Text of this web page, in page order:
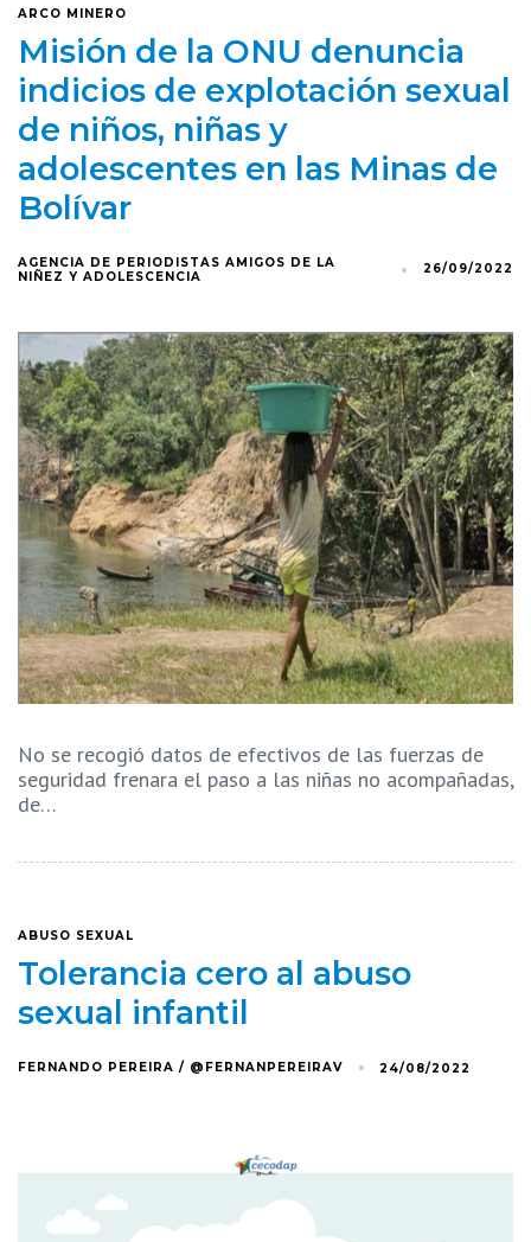
ARCO MINERO
Misión de la ONU denuncia
indicios de explotación sexual
de niños, niñas y
adolescentes en las Minas de
Bolívar
AGENCIA DE PERIODISTAS AMIGOS DE LA
NIÑEZ Y ADOLESCENCIA
26/09/2022
No se recogió datos de efectivos de las fuerzas de
seguridad frenara el paso a las niñas no acompañadas,
de…
ABUSO SEXUAL
Tolerancia cero al abuso
sexual infantil
FERNANDO PEREIRA / @FERNANPEREIRAV 24/08/2022